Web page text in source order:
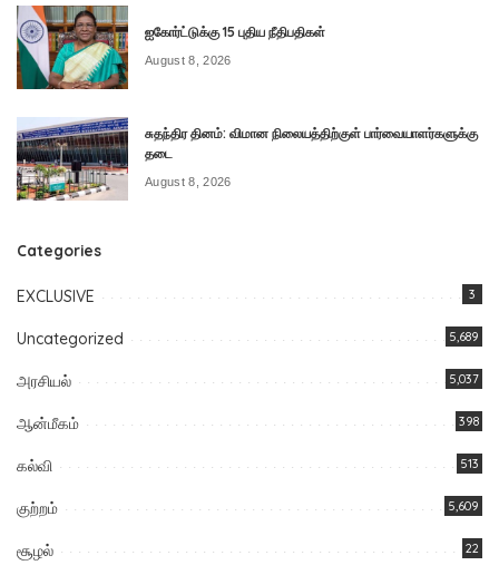
ஐகோர்ட்டுக்கு 15 புதிய நீதிபதிகள்
August 8, 2026
சுதந்திர தினம்: விமான நிலையத்திற்குள் பார்வையாளர்களுக்கு
தடை
August 8, 2026
Categories
EXCLUSIVE 3
Uncategorized 5,689
அரசியல் 5,037
ஆன்மீகம் 398
கல்வி 513
குற்றம் 5,609
சூழல் 22